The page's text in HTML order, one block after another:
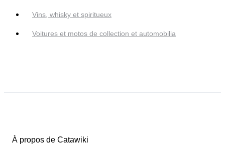
Vins, whisky et spiritueux
Voitures et motos de collection et automobilia
À propos de Catawiki